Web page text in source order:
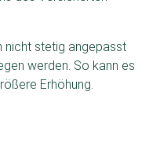
nicht stetig angepasst
werden. So kann es
Erhöhung.